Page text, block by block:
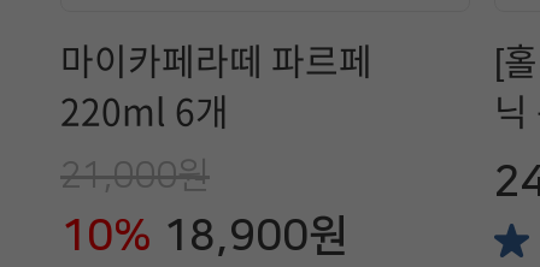
마이카페라떼 파르페
220ml 6개
21,000원
10% 18,900원
[
닉